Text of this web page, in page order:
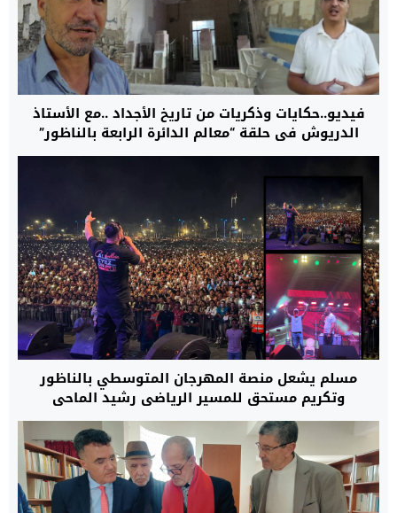
فيديو..حكايات وذكريات من تاريخ الأجداد ..مع الأستاذ
الدريوش في حلقة “معالم الدائرة الرابعة بالناظور”
مسلم يشعل منصة المهرجان المتوسطي بالناظور
وتكريم مستحق للمسير الرياضي رشيد الماحي